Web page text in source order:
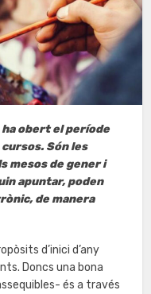
obert el període
Són les
mesos de gener i
apuntar, poden
de manera
d’inici d’any
Doncs una bona
és a través